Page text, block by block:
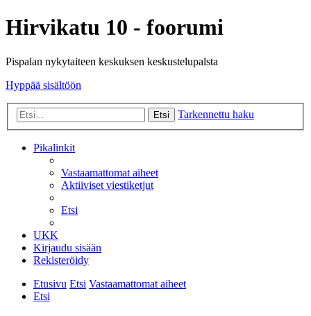
Hirvikatu 10 - foorumi
Pispalan nykytaiteen keskuksen keskustelupalsta
Hyppää sisältöön
Etsi Tarkennettu haku
Pikalinkit
Vastaamattomat aiheet
Aktiiviset viestiketjut
Etsi
UKK
Kirjaudu sisään
Rekisteröidy
Etusivu Etsi Vastaamattomat aiheet
Etsi